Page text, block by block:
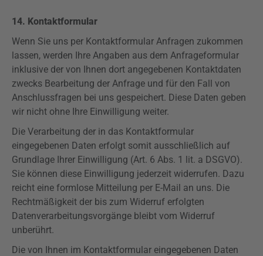
14. Kontaktformular
Wenn Sie uns per Kontaktformular Anfragen zukommen
lassen, werden Ihre Angaben aus dem Anfrageformular
inklusive der von Ihnen dort angegebenen Kontaktdaten
zwecks Bearbeitung der Anfrage und für den Fall von
Anschlussfragen bei uns gespeichert. Diese Daten geben
wir nicht ohne Ihre Einwilligung weiter.
Die Verarbeitung der in das Kontaktformular
eingegebenen Daten erfolgt somit ausschließlich auf
Grundlage Ihrer Einwilligung (Art. 6 Abs. 1 lit. a DSGVO).
Sie können diese Einwilligung jederzeit widerrufen. Dazu
reicht eine formlose Mitteilung per E-Mail an uns. Die
Rechtmäßigkeit der bis zum Widerruf erfolgten
Datenverarbeitungsvorgänge bleibt vom Widerruf
unberührt.
Die von Ihnen im Kontaktformular eingegebenen Daten